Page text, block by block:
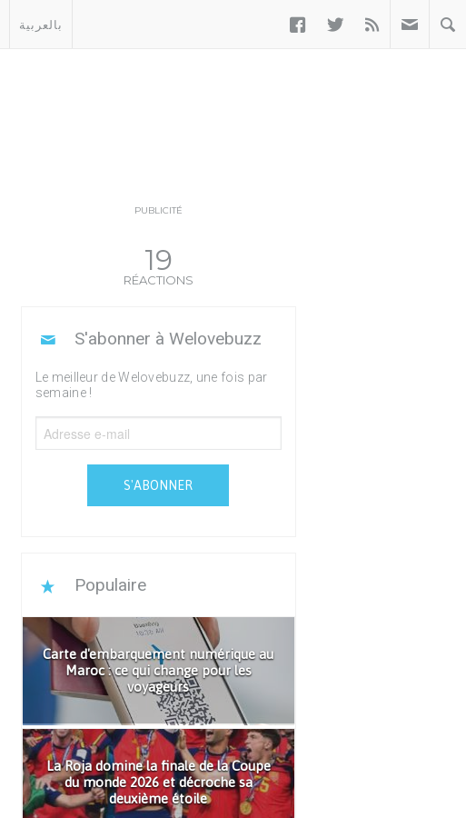
بالعربية   
PUBLICITÉ
19
RÉACTIONS
S'abonner à Welovebuzz
Le meilleur de Welovebuzz, une fois par
semaine !
S'ABONNER
Populaire
Carte d'embarquement numérique au
Maroc : ce qui change pour les
voyageurs
La Roja domine la finale de la Coupe
du monde 2026 et décroche sa
deuxième étoile